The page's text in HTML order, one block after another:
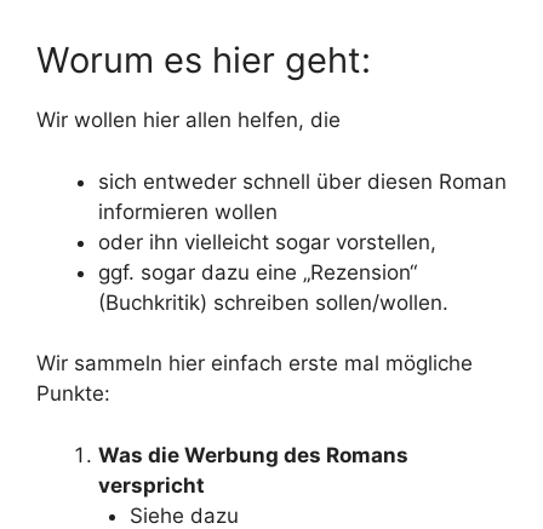
Worum es hier geht:
Wir wollen hier allen helfen, die
sich entweder schnell über diesen Roman
informieren wollen
oder ihn vielleicht sogar vorstellen,
ggf. sogar dazu eine „Rezension“
(Buchkritik) schreiben sollen/wollen.
Wir sammeln hier einfach erste mal mögliche
Punkte:
Was die Werbung des Romans
verspricht
Siehe dazu